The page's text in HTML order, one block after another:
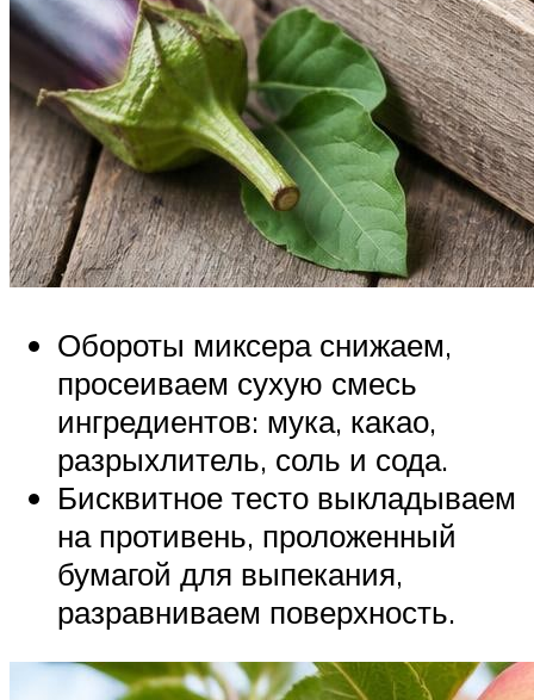
Обороты миксера снижаем,
просеиваем сухую смесь
ингредиентов: мука, какао,
разрыхлитель, соль и сода.
Бисквитное тесто выкладываем
на противень, проложенный
бумагой для выпекания,
разравниваем поверхность.